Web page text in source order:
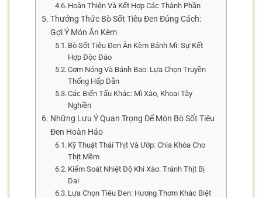
Hoàn Thiện Và Kết Hợp Các Thành Phần
Thưởng Thức Bò Sốt Tiêu Đen Đúng Cách:
Gợi Ý Món Ăn Kèm
Bò Sốt Tiêu Đen Ăn Kèm Bánh Mì: Sự Kết
Hợp Độc Đáo
Cơm Nóng Và Bánh Bao: Lựa Chọn Truyền
Thống Hấp Dẫn
Các Biến Tấu Khác: Mì Xào, Khoai Tây
Nghiền
Những Lưu Ý Quan Trọng Để Món Bò Sốt Tiêu
Đen Hoàn Hảo
Kỹ Thuật Thái Thịt Và Ướp: Chìa Khóa Cho
Thịt Mềm
Kiểm Soát Nhiệt Độ Khi Xào: Tránh Thịt Bị
Dai
Lựa Chọn Tiêu Đen: Hương Thơm Khác Biệt